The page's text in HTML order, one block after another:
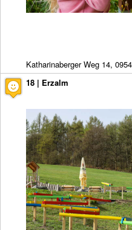
Katharinaberger Weg 14,
18 | Erzalm